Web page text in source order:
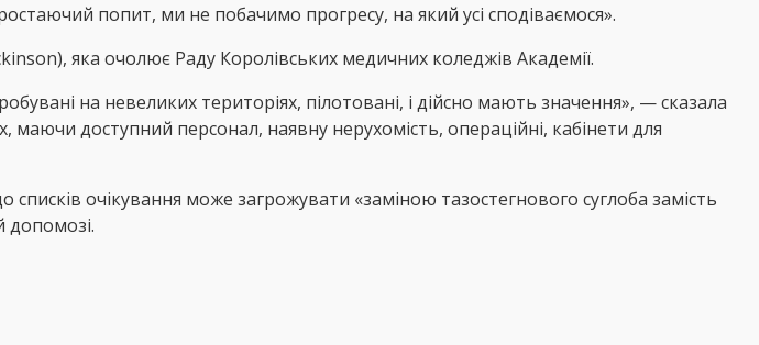
попит, ми не побачимо прогресу, на який усі сподіваємося».
яка очолює Раду Королівських медичних коледжів Академії.
на невеликих територіях, пілотовані, і дійсно мають значення», — сказала
доступний персонал, наявну нерухомість, операційні, кабінети для
очікування може загрожувати «заміною тазостегнового суглоба замість
допомозі.